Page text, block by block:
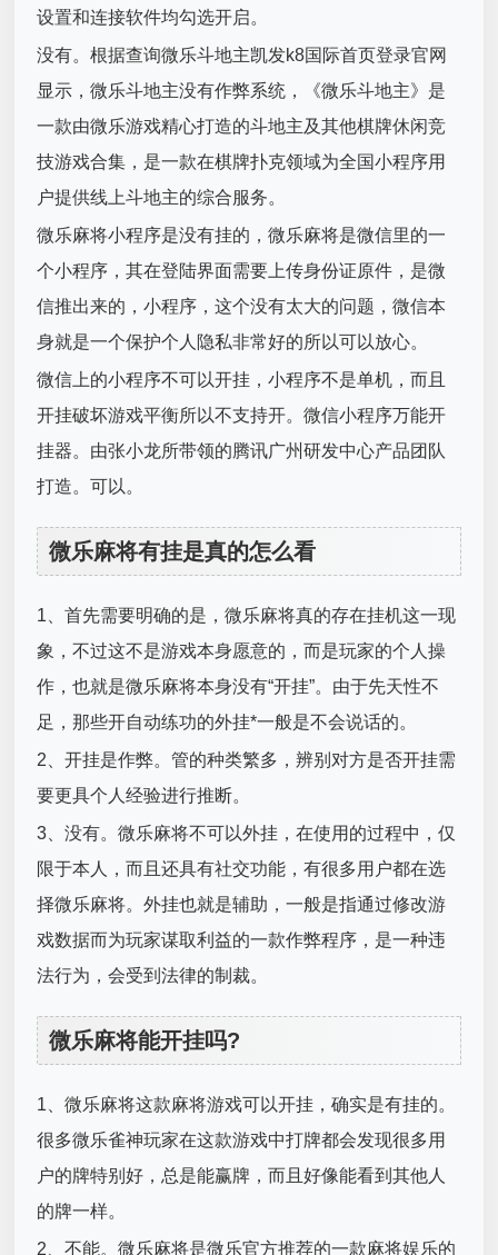
设置和连接软件均勾选开启。
没有。根据查询微乐斗地主凯发k8国际首页登录官网
显示，微乐斗地主没有作弊系统，《微乐斗地主》是
一款由微乐游戏精心打造的斗地主及其他棋牌休闲竞
技游戏合集，是一款在棋牌扑克领域为全国小程序用
户提供线上斗地主的综合服务。
微乐麻将小程序是没有挂的，微乐麻将是微信里的一
个小程序，其在登陆界面需要上传身份证原件，是微
信推出来的，小程序，这个没有太大的问题，微信本
身就是一个保护个人隐私非常好的所以可以放心。
微信上的小程序不可以开挂，小程序不是单机，而且
开挂破坏游戏平衡所以不支持开。微信小程序万能开
挂器。由张小龙所带领的腾讯广州研发中心产品团队
打造。可以。
微乐麻将有挂是真的怎么看
1、首先需要明确的是，微乐麻将真的存在挂机这一现
象，不过这不是游戏本身愿意的，而是玩家的个人操
作，也就是微乐麻将本身没有“开挂”。由于先天性不
足，那些开自动练功的外挂*一般是不会说话的。
2、开挂是作弊。管的种类繁多，辨别对方是否开挂需
要更具个人经验进行推断。
3、没有。微乐麻将不可以外挂，在使用的过程中，仅
限于本人，而且还具有社交功能，有很多用户都在选
择微乐麻将。外挂也就是辅助，一般是指通过修改游
戏数据而为玩家谋取利益的一款作弊程序，是一种违
法行为，会受到法律的制裁。
微乐麻将能开挂吗?
1、微乐麻将这款麻将游戏可以开挂，确实是有挂的。
很多微乐雀神玩家在这款游戏中打牌都会发现很多用
户的牌特别好，总是能赢牌，而且好像能看到其他人
的牌一样。
2、不能。微乐麻将是微乐官方推荐的一款麻将娱乐的